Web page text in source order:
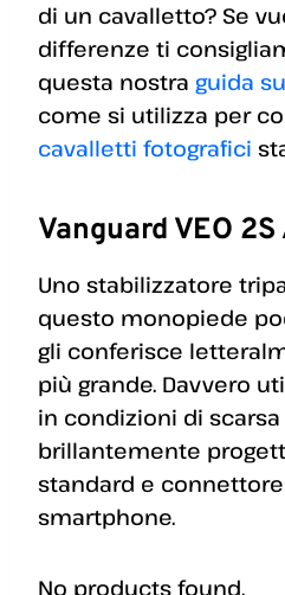
di un cavalletto? Se
differenze ti
questa nostra guida
come si utilizza per
cavalletti fotografici
Vanguard VEO
Uno stabilizzatore
questo monopiede
gli conferisce
più grande. Davvero
in condizioni di
brillantemente
standard e
smartphone.
No products found.